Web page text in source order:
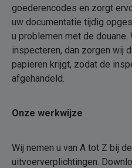
goederencodes en zorgt
uw documentatie tijdig
u problemen met de
inspecteren, dan zorgen wij
papieren krijgt, zodat de
afgehandeld.
Onze werkwijze
Wij nemen u van A tot Z bij
uitvoerverplichtingen.